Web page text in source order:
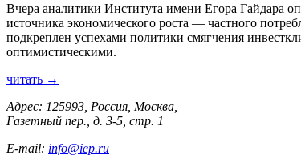
Вчера аналитики Института имени Егора Гайдара
источника экономического роста — частного
подкреплен успехами политики смягчения
оптимистическими.
читать →
Адрес: 125993, Россия, Москва,
Газетный пер., д. 3-5, стр. 1
E-mail: info@iep.ru